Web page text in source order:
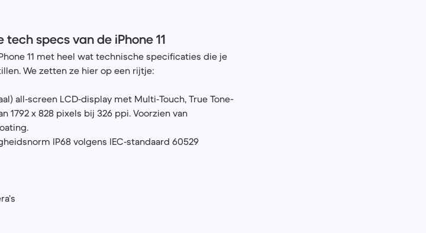
specs van de iPhone 11
11 met heel wat technische specificaties die je
We zetten ze hier op een rijtje:
all‑screen LCD‑display met Multi‑Touch, True Tone-
1792 x 828 pixels bij 326 ppi. Voorzien van
IP68 volgens IEC‑standaard 60529